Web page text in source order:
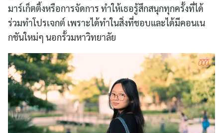
มาร์เก็ตติ้งหรือการจัดการ ทำให้เธอรู้สึกสนุกทุกครั้งที่ได้
ร่วมทำโปรเจกต์ เพราะได้ทำในสิ่งที่ชอบและได้มีคอนเน
กชันใหม่ๆ นอกรั้วมหาวิทยาลัย